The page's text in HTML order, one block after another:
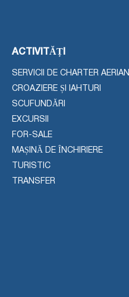
ACTIVITĂȚI
SERVICII DE CHARTER AERIAN
CROAZIERE ȘI IAHTURI
SCUFUNDĂRI
EXCURSII
FOR-SALE
MAȘINĂ DE ÎNCHIRIERE
TURISTIC
TRANSFER